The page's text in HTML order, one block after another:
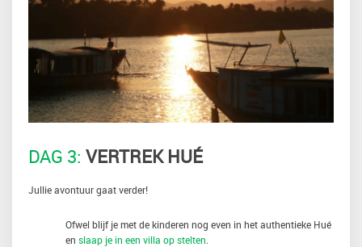
DAG 3: VERTREK HUÉ
Jullie avontuur gaat verder!
Ofwel blijf je met de kinderen nog even in het authentieke Hué
en slaap je in een villa op stelten